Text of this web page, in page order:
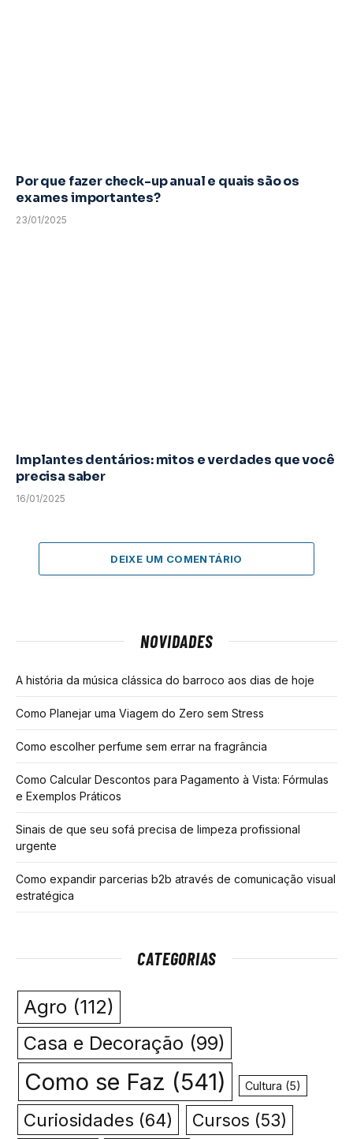
Por que fazer check-up anual e quais são os
exames importantes?
23/01/2025
Implantes dentários: mitos e verdades que você
precisa saber
16/01/2025
DEIXE UM COMENTÁRIO
NOVIDADES
A história da música clássica do barroco aos dias de hoje
Como Planejar uma Viagem do Zero sem Stress
Como escolher perfume sem errar na fragrância
Como Calcular Descontos para Pagamento à Vista: Fórmulas
e Exemplos Práticos
Sinais de que seu sofá precisa de limpeza profissional
urgente
Como expandir parcerias b2b através de comunicação visual
estratégica
CATEGORIAS
Agro (112)
Casa e Decoração (99)
Como se Faz (541) Cultura (5)
Curiosidades (64) Cursos (53)